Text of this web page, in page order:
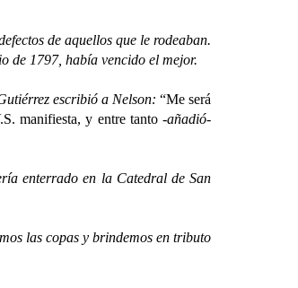
de aquellos que le rodeaban.
de 1797, había vencido el mejor.
escribió a Nelson: “Me será
manifiesta, y entre tanto -añadió-
enterrado en la Catedral de San
las copas y brindemos en tributo